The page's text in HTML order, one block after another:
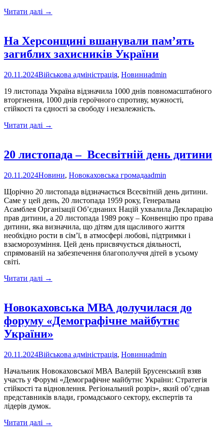
Читати далі Як
послуги
онлайн:
загальний
→
На Херсонщині вшанували пам’ять
загиблих захисників України
20.11.2024Військова адміністрація, Новиниadmin
19 листопада Україна відзначила 1000 днів повномасштабного
вторгнення, 1000 днів героїчного спротиву, мужності,
стійкості та єдності за свободу і незалежність.
Читати далі На
загиблих
України
→
20 листопада – Всесвітній день дитини
20.11.2024Новини, Новокаховська громадаadmin
Щорічно 20 листопада відзначається Всесвітній день дитини.
Саме у цей день, 20 листопада 1959 року, Генеральна
Асамблея Організації Об’єднаних Націй ухвалила Декларацію
прав дитини, а 20 листопада 1989 року – Конвенцію про права
дитини, яка визначила, що дітям для щасливого життя
необхідно рости в сім’ї, в атмосфері любові, підтримки і
взаєморозуміння. Цей день присвячується діяльності,
спрямованій на забезпечення благополуччя дітей в усьому
світі.
Читати далі 20
Всесвітній
день
→
Новокаховська МВА долучилася до
форуму «Демографічне майбутнє
України»
20.11.2024Військова адміністрація, Новиниadmin
Начальник Новокаховської МВА Валерій Брусенський взяв
участь у Форумі «Демографічне майбутнє України: Стратегія
стійкості та відновлення. Регіональний розріз», який об’єднав
представників влади, громадського сектору, експертів та
лідерів думок.
Читати далі Новокаховська
→